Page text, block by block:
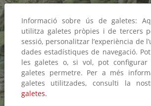
Informació sobre ús de galetes:
utilitza galetes pròpies i de tercers
sessió, personalitzar l’experiència de
dades estadístiques de navegació.
les galetes o, si vol, pot
galetes permetre. Per a més
galetes utilitzades, consulti la
galetes.